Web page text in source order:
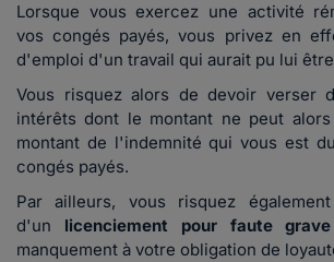
Lorsque vous exercez une activité
vos congés payés, vous privez en
d'emploi d'un travail qui aurait pu lui
Vous risquez alors de devoir verser
intérêts dont le montant ne peut
montant de l'indemnité qui vous est
congés payés.
Par ailleurs, vous risquez
d'un licenciement pour faute grave
manquement à votre obligation de